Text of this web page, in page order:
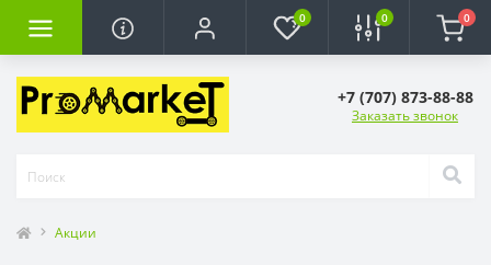
0 0 0
+7 (707) 873-88-88
Заказать звонок
Акции